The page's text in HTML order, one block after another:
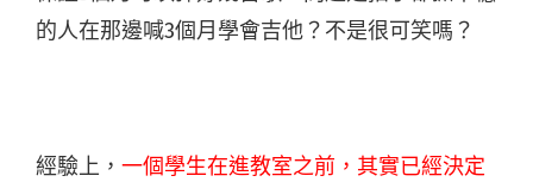
的人在那邊喊3個月學會吉他？不是很可笑嗎？
經驗上， 一個學生在進教室之前，其實已經決定